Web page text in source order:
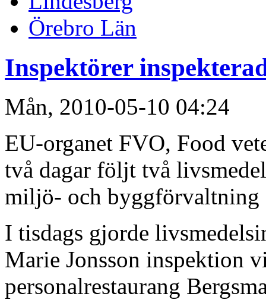
Örebro Län
Inspektörer
Mån, 2010-05-10 04:24
EU-organet FVO, Food
två dagar följt två
miljö- och byggförvaltning
I tisdags gjorde
Marie Jonsson inspektion
personalrestaurang